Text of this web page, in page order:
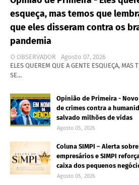
esqueça, mas temos que
que eles disseram contra os
pandemia
O OBSERVADOR
Agosto 07, 2026
ELES QUEREM QUE A GENTE ESQUEÇA, MAS
SE…
Opinião de Primeira - Novo
de crimes contra a
salvado milhões de vidas
Agosto 05, 2026
Coluna SIMPI – Alerta
empresários e SIMPI
caixa dos pequenos
Agosto 05, 2026